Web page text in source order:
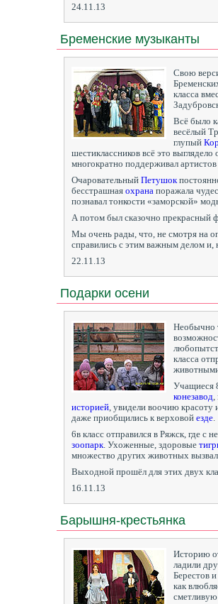
24.11.13
Бременские музыканты
Свою
класса
Всё было
весёлый
глупый
шестиклассников всё это выглядело
многократно поддерживал
Очаровательный Петушок
бесстрашная охрана поражала
познавал тонкости «заморской»
А потом был сказочно прекрасный
Мы очень рады, что, не смотря на
справились с этим важным делом и,
22.11.13
Подарки осени
Необычно
класса
Учащиеся
конезавод
историей , увидели воочию
даже приобщились к верховой езде
6в класс отправился в Ряжск, где с
зоопарк . Ухоженные, здоровые
множество других животных
Выходной прошёл для этих двух
16.11.13
Барышня-крестьянка
Историю
ладили
Берестов
как